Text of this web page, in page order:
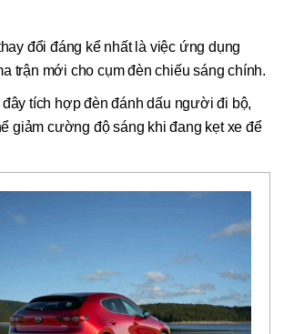
đổi đáng kể nhất là việc ứng dụng
trận mới cho cụm đèn chiếu sáng chính.
tích hợp đèn đánh dấu người đi bộ,
giảm cường độ sáng khi đang kẹt xe để